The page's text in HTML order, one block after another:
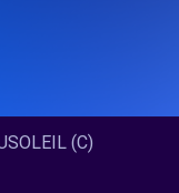
(C)